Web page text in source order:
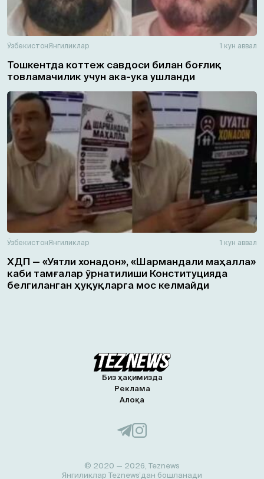
ЎзбекистонЯнгиликлар 1 кун аввал
Тошкентда коттеж савдоси билан боғлиқ
товламачилик учун ака-ука ушланди
ЎзбекистонЯнгиликлар 1 кун аввал
ХДП — «Уятли хонадон», «Шармандали маҳалла»
каби тамғалар ўрнатилиши Конституцияда
белгиланган ҳуқуқларга мос келмайди
Биз ҳақимизда
Реклама
Алоқа
© 2020 — 2026, Teznews
Янгиликлар Teznews’дан бошланади